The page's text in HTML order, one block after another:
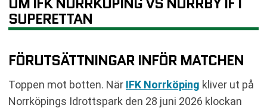
KOMMANDE SPELSCHEMA
VANLIGA FRÅGOR OM IFK NORRKÖPING VS
TABELL
RELATERADE NYHETER
SUPERETTAN
FÖRUTSÄTTNINGAR INFÖR MATCHEN
Toppen mot botten. När IFK Norrköping kliver ut på
Norrköpings Idrottspark den 28 juni 2026 klockan